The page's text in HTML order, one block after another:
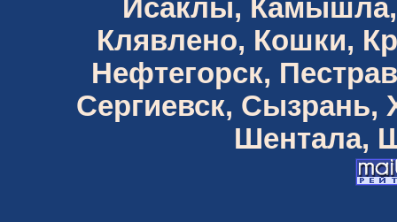
Исаклы, Камышла,
Клявлено, Кошки,
Нефтегорск,
Сергиевск,
Шентала,